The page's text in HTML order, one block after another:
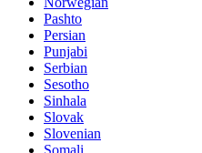
Pashto
Persian
Punjabi
Serbian
Sesotho
Sinhala
Slovak
Slovenian
Somali